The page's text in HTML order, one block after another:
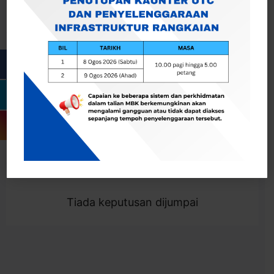
Togol Penapis
Showing 0 result
Tiada keputusan dijumpai